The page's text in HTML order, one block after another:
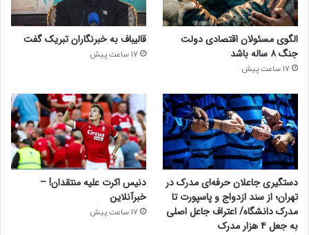
الگوی مسئولان اقتصادی دولت
جنگ ۸ ساله باشد
17 ساعت پیش
قالیباف به خبرنگاران تبریک گفت
17 ساعت پیش
دستگیری جاعلان حرفه‌ای مدرک در
تهران؛ از سند ازدواج و پاسپورت تا
مدرک دانشگاه/ اعتراف جاعل اصلی
به جعل ۴ هزار مدرک
دنیس اکرت علیه منتقدان! –
خبرآنلاین
17 ساعت پیش